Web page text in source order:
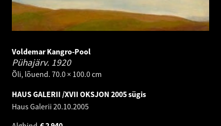
Voldemar Kangro-Pool
Pühajärv. 1920
Õli, lõuend. 70.0 × 100.0 cm
HAUS GALERII /XVII OKSJON 2005 sügis
Haus Galerii 20.10.2005